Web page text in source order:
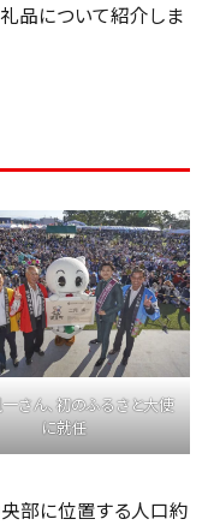
品について紹介しま
さん、初のふるさと大使
に就任
部に位置する人口約